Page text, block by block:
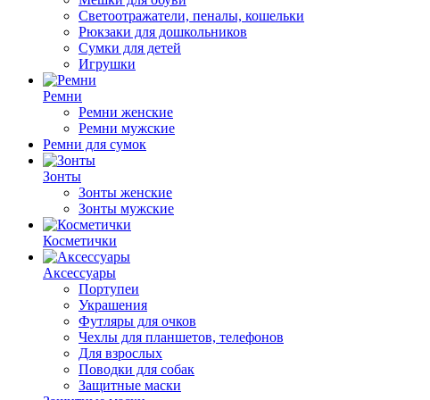
Светоотражатели, пеналы, кошельки
Рюкзаки для дошкольников
Сумки для детей
Игрушки
Ремни
Ремни женские
Ремни мужские
Ремни для сумок
Зонты
Зонты женские
Зонты мужские
Косметички
Аксессуары
Портупеи
Украшения
Футляры для очков
Чехлы для планшетов, телефонов
Для взрослых
Поводки для собак
Защитные маски